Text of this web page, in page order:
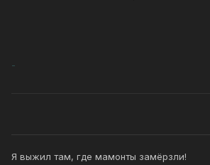
-
Я выжил там, где мамонты замёрзли!